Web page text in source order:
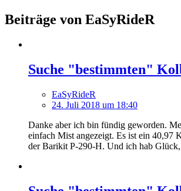
Beiträge von EaSyRideR
Suche "bestimmten"
EaSyRideR
24. Juli 2018 um 18:40
Danke aber ich bin fündig geworden.
einfach Mist angezeigt. Es ist ein 40,97
der Barikit P-290-H. Und ich hab